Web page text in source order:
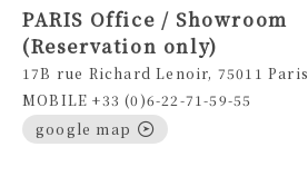
PARIS Office / Showroom
(Reservation only)
17B rue Richard Lenoir, 75011 Paris
MOBILE +33 (0)6-22-71-59-55
google map